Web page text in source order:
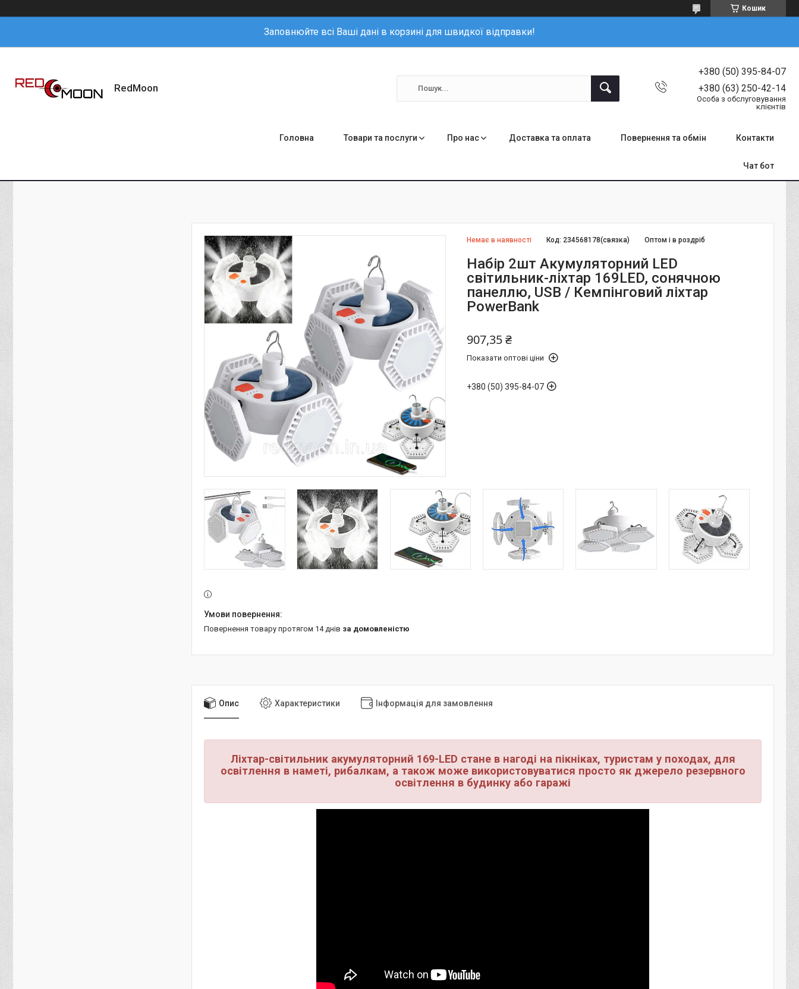
Кошик
Заповнюйте всі Ваші дані в корзині для швидкої відправки!
RedMoon
+380 (50) 395-84-07
+380 (63) 250-42-14
Особа з обслуговування
клієнтів
Головна Товари та послуги Про нас Доставка та оплата Повернення та обмін Контакти
Чат бот
Немає в наявності Оптом і в роздріб
Код: 234568178(связка)
Набір 2шт Акумуляторний LED
світильник-ліхтар 169LED, сонячною
панеллю, USB / Кемпінговий ліхтар
PowerBank
907,35 ₴
Показати оптові ціни
+380 (50) 395-84-07
повернення товару протягом 14 днів за домовленістю
Опис Характеристики Інформація для замовлення
Ліхтар-світильник акумуляторний 169-LED стане в нагоді на пікніках, туристам у походах, для
освітлення в наметі, рибалкам, а також може використовуватися просто як джерело резервного
освітлення в будинку або гаражі